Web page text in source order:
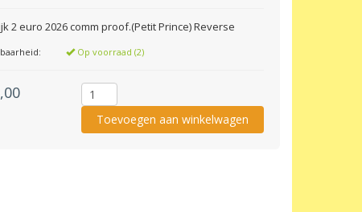
2 euro 2026 comm proof.(Petit Prince) Reverse
Op voorraad (2)